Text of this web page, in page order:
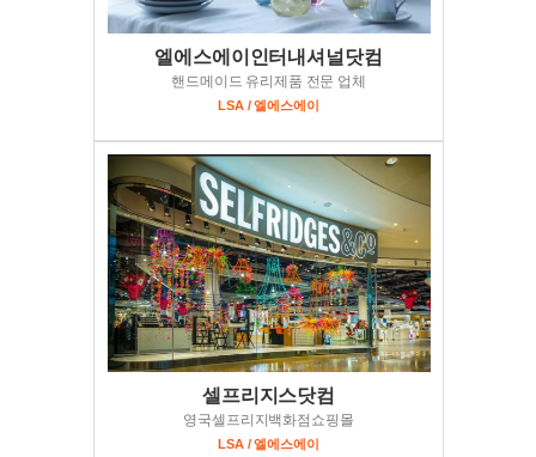
엘에스에이인터내셔널닷컴
핸드메이드 유리제품 전문 업체
LSA / 엘에스에이
셀프리지스닷컴
영국셀프리지백화점쇼핑몰
LSA / 엘에스에이